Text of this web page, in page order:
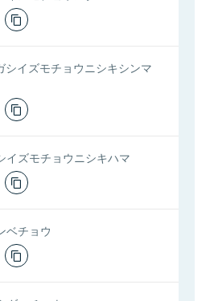
シイズモチョウニシキシンマ
イズモチョウニシキハマ
ベチョウ